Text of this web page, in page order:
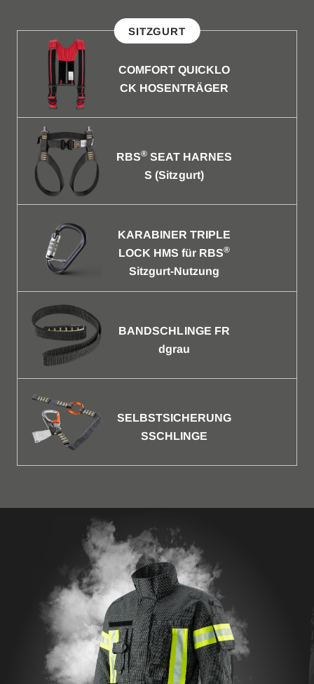
SITZGURT
COMFORT QUICKLO
CK HOSENTRÄGER
RBS®SEAT HARNES
S (Sitzgurt)
KARABINER TRIPLE
LOCK HMS für RBS®
Sitzgurt-Nutzung
BANDSCHLINGE FR
dgrau
SELBSTSICHERUNG
SSCHLINGE